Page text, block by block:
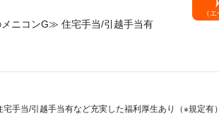
ニコンG≫ 住宅手当/引越手当有
（
手当/引越手当有など充実した福利厚生あり（※規定有